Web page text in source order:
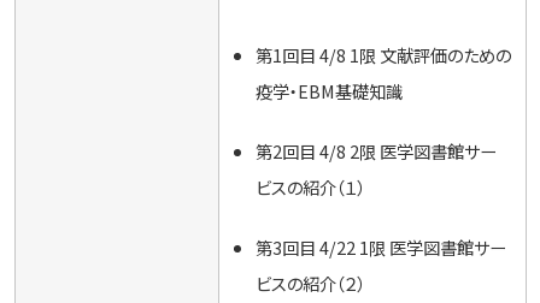
第1回目 4/8 1限 文献評価のための
疫学・EBM基礎知識
第2回目 4/8 2限 医学図書館サー
ビスの紹介（１）
第3回目 4/22 1限 医学図書館サー
ビスの紹介（２）